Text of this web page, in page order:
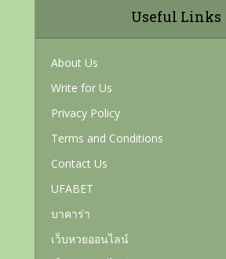
Useful Links
About Us
Write for Us
Privacy Policy
Terms and Conditions
Contact Us
UFABET
บาคาร่า
เว็บหวยออนไลน์